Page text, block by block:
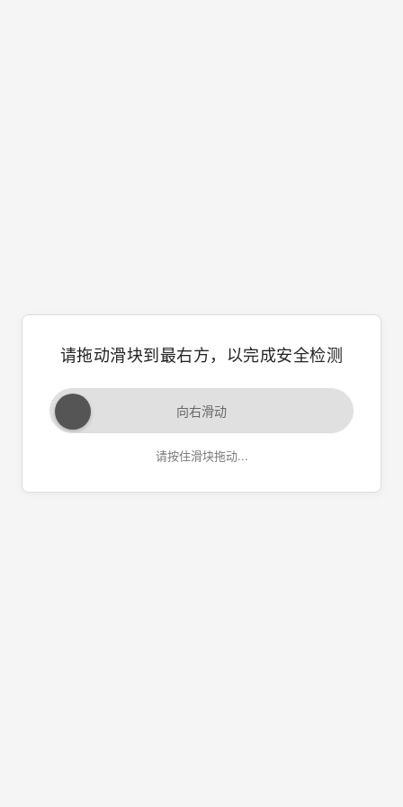
请拖动滑块到最右方，以完成安全检测
向右滑动
请按住滑块拖动...